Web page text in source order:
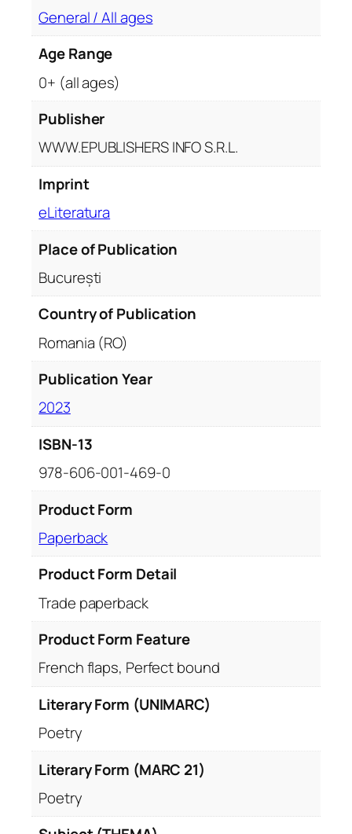
General / All ages
Age Range
0+ (all ages)
Publisher
WWW.EPUBLISHERS INFO S.R.L.
Imprint
eLiteratura
Place of Publication
București
Country of Publication
Romania (RO)
Publication Year
2023
ISBN-13
978-606-001-469-0
Product Form
Paperback
Product Form Detail
Trade paperback
Product Form Feature
French flaps, Perfect bound
Literary Form (UNIMARC)
Poetry
Literary Form (MARC 21)
Poetry